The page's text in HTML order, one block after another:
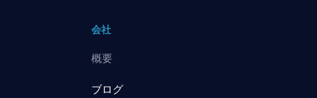
会社
概要
ブログ